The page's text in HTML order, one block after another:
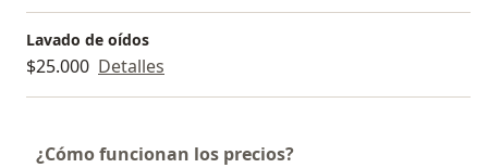
Lavado de oídos
$25.000 Detalles
¿Cómo funcionan los precios?